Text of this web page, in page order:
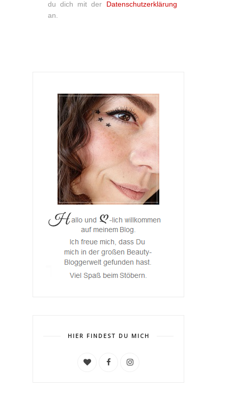
du dich mit der Datenschutzerklärung
an.
HIER FINDEST DU MICH